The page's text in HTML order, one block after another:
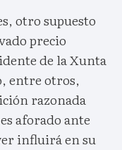
otro supuesto
precio
de la Xunta
entre otros,
razonada
aforado ante
influirá en su